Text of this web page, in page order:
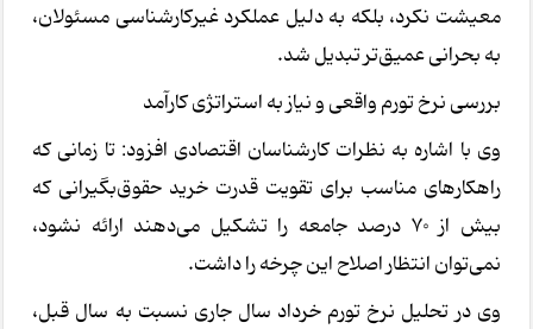
معیشت نکرد، بلکه به دلیل عملکرد غیرکارشناسی مسئولان،
به بحرانی عمیق‌تر تبدیل شد.
بررسی نرخ تورم واقعی و نیاز به استراتژی کارآمد
وی با اشاره به نظرات کارشناسان اقتصادی افزود: تا زمانی که
راهکارهای مناسب برای تقویت قدرت خرید حقوق‌بگیرانی که
بیش از 70 درصد جامعه را تشکیل می‌دهند ارائه نشود،
نمی‌توان انتظار اصلاح این چرخه را داشت.
وی در تحلیل نرخ تورم خرداد سال جاری نسبت به سال قبل،